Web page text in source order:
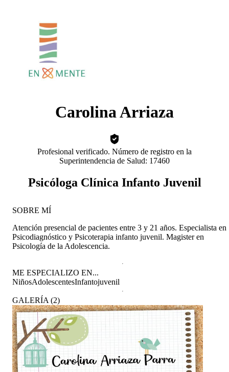
Carolina Arriaza
Profesional verificado. Número de registro en la
Superintendencia de Salud: 17460
Psicóloga Clínica Infanto Juvenil
SOBRE MÍ
Atención presencial de pacientes entre 3 y 21 años. Especialista en
Psicodiagnóstico y Psicoterapia infanto juvenil. Magister en
Psicología de la Adolescencia.
ME ESPECIALIZO EN...
NiñosAdolescentesInfantojuvenil
GALERÍA (2)